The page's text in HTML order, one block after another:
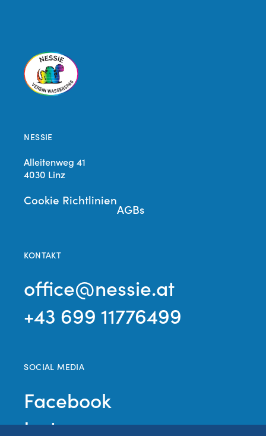
NESSIE
Alleitenweg 41
4030 Linz
Cookie Richtlinien
AGBs
KONTAKT
office@nessie.at
+43 699 11776499
SOCIAL MEDIA
Facebook
Instagram